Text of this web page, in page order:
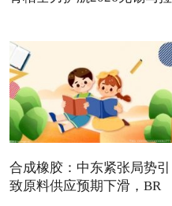
合成橡胶：中东紧张局势引
致原料供应预期下滑，BR